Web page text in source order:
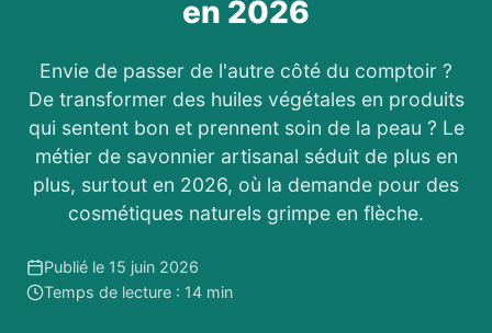
en 2026
Envie de passer de l'autre côté du comptoir ?
De transformer des huiles végétales en produits
qui sentent bon et prennent soin de la peau ? Le
métier de savonnier artisanal séduit de plus en
plus, surtout en 2026, où la demande pour des
cosmétiques naturels grimpe en flèche.
Publié le 15 juin 2026
Temps de lecture : 14 min